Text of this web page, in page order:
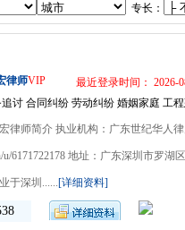
专长：
律师VIP
最近登录时间： 2026-
讨 合同纠纷 劳动纠纷 婚姻家庭 工
律师简介 执业机构：广东世纪华人律
u/6171722178 地址：广东深圳市罗
于深圳......[详细资料]